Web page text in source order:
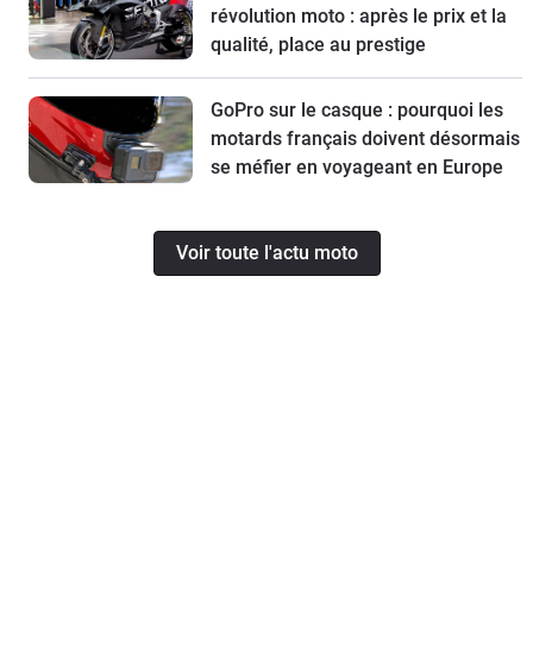
révolution moto : après le prix et la
qualité, place au prestige
GoPro sur le casque : pourquoi les
motards français doivent désormais
se méfier en voyageant en Europe
Voir toute l'actu moto